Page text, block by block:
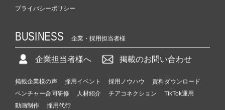
プライバシーポリシー
BUSINESS 企業・採用担当者様
企業担当者様へ 掲載のお問い合わせ
掲載企業様の声 採用イベント 採用ノウハウ
資料ダウンロード
ベンチャー合同研修
人材紹介 チアコネクション
TikTok運用
動画制作
採用代行